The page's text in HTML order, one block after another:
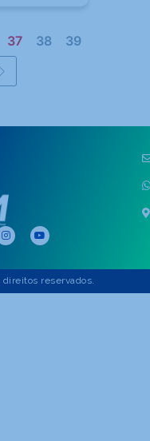
37 38
39
direitos reservados.